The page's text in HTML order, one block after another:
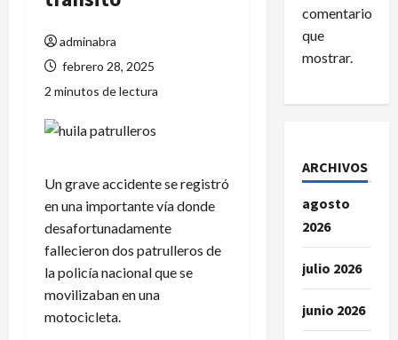
adminabra
febrero 28, 2025
2 minutos de lectura
Un grave accidente se registró
en una importante vía donde
desafortunadamente
fallecieron dos patrulleros de
la policía nacional que se
movilizaban en una
motocicleta.
comentarios
que
mostrar.
ARCHIVOS
agosto
2026
julio 2026
junio 2026